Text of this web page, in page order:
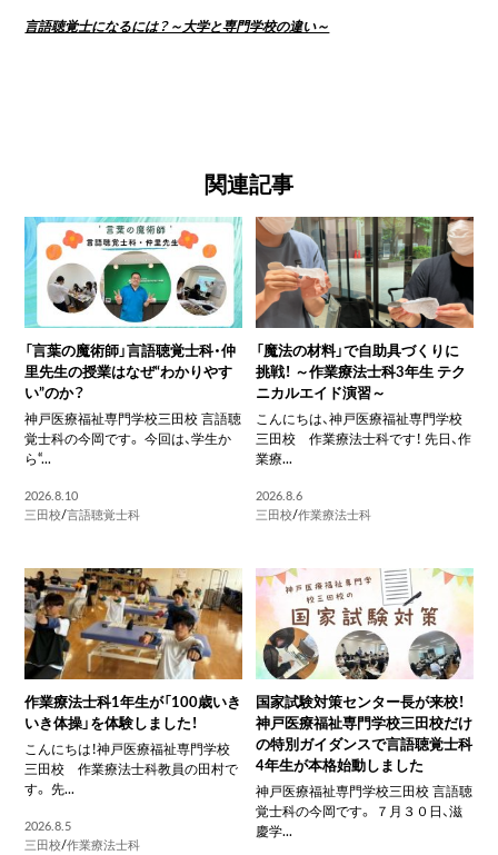
言語聴覚士になるには？～大学と専門学校の違い～
関連記事
「言葉の魔術師」言語聴覚士科・仲
里先生の授業はなぜ“わかりやす
い”のか？
神戸医療福祉専門学校三田校 言語聴
覚士科の今岡です。 今回は、学生か
ら“...
2026.8.10
三田校/言語聴覚士科
「魔法の材料」で自助具づくりに
挑戦！ ～作業療法士科3年生 テク
ニカルエイド演習～
こんにちは、神戸医療福祉専門学校
三田校 作業療法士科です！ 先日、作
業療...
2026.8.6
三田校/作業療法士科
作業療法士科1年生が「100歳いき
いき体操」を体験しました！
こんにちは！神戸医療福祉専門学校
三田校 作業療法士科教員の田村で
す。 先...
2026.8.5
三田校/作業療法士科
国家試験対策センター長が来校！
神戸医療福祉専門学校三田校だけ
の特別ガイダンスで言語聴覚士科
4年生が本格始動しました
神戸医療福祉専門学校三田校 言語聴
覚士科の今岡です。 ７月３０日、滋
慶学...